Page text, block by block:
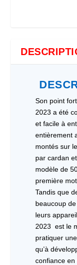
Son point
2023 a été
et facile à
entièrement
montés sur
par cardan
modèle de
première
Tandis que
beaucoup
leurs
2023 est le
pratiquer
qu’à
confiance en